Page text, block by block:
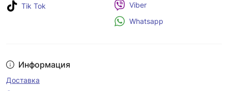
Информация
Доставка
Tik Tok
Viber
Whatsapp